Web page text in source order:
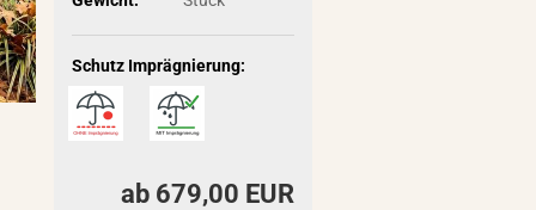
Schutz Imprägnierung:
ab 679,00 EUR